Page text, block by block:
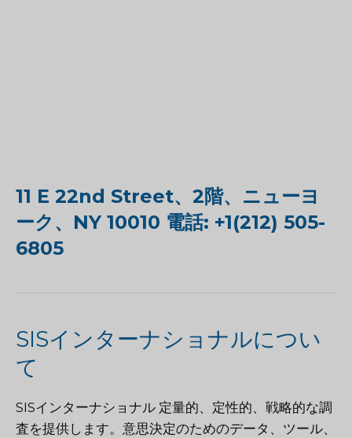
11 E 22nd Street、2階、ニューヨ
ーク、NY 10010 電話: +1(212) 505-
6805
SISインターナショナルについ
て
SISインターナショナル 定量的、定性的、戦略的な調
査を提供します。意思決定のためのデータ、ツール、